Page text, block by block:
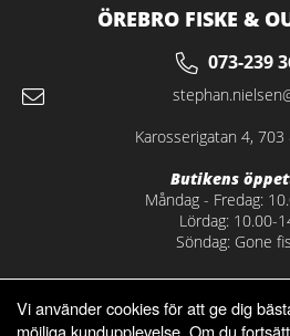
Vi använder cookies för att ge dig
möjliga kundupplevelse. Om du
ÖREBRO FISKE &
073-239
Karosserigatan 4,
Butikens
Måndag - Fredag:
Lördag: 10.00-
Söndag: Gone